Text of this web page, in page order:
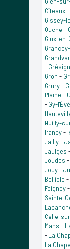
Cîteaux-
Gissey-
Ouche -
Glux-en-
-
Gron -
Grury-
Plaine -
- Gy-
Huilly-
Irancy-
Jailly-
Jaulges -
Joudes -
Jouy-
Belliole -
Foigney-
Sainte-
Celle-
Mans -
- La
La